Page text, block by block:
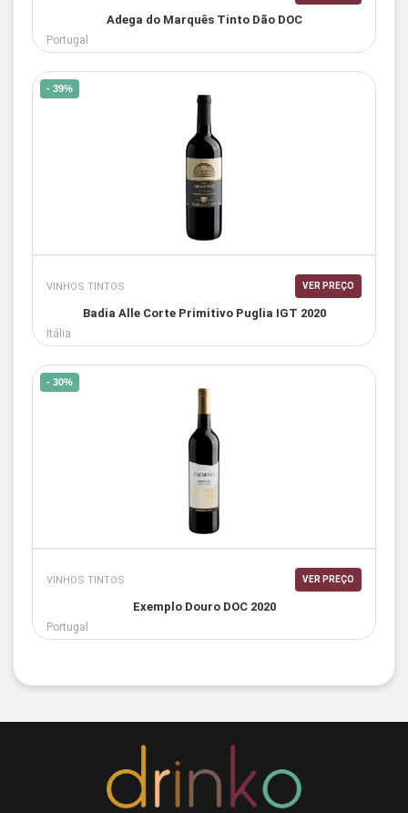
Adega do Marquês Tinto Dão DOC
Portugal
- 39%
VINHOS TINTOS VER PREÇO
Badia Alle Corte Primitivo Puglia IGT 2020
Itália
- 30%
VINHOS TINTOS VER PREÇO
Exemplo Douro DOC 2020
Portugal